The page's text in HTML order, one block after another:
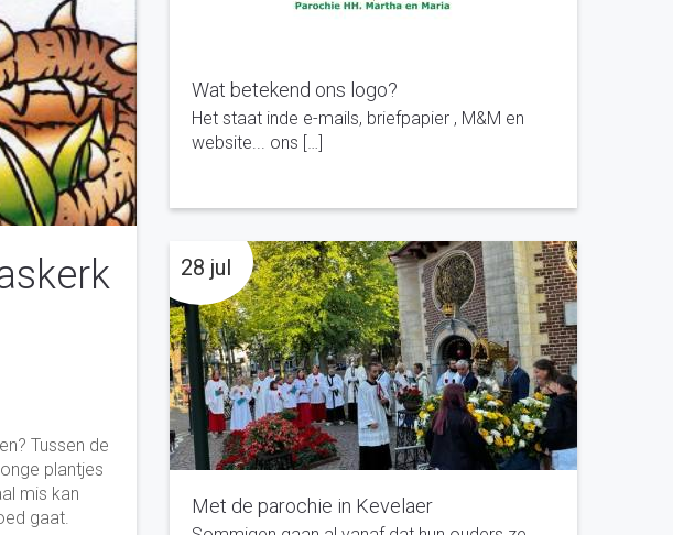
Tussen de
plantjes
mis kan
gaat.
Wat betekend ons logo?
Het staat inde e-mails, briefpapier , M&M en
website... ons […]
Met de parochie in Kevelaer
28 jul